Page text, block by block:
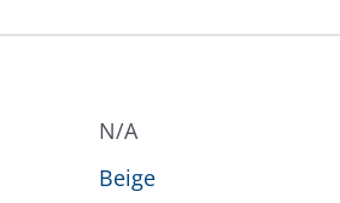
N/A
Beige